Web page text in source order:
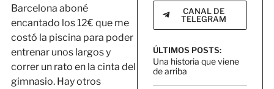
Barcelona aboné
encantado los 12€ que me
costó la piscina para poder
entrenar unos largos y
correr un rato en la cinta del
gimnasio. Hay otros
CANAL DE
TELEGRAM
ÚLTIMOS POSTS:
Una historia que viene
de arriba